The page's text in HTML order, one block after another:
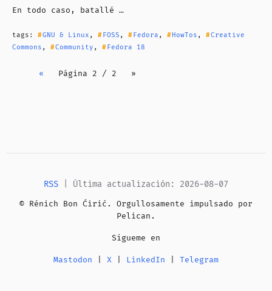
En todo caso, batallé …
tags: GNU & Linux , FOSS , Fedora , HowTos ,
Creative
Commons , Community , Fedora 18
« Página 2 / 2 »
RSS | Última actualización: 2026-08-07
© Rénich Bon Ćirić. Orgullosamente impulsado por
Pelican.
Sígueme en
Mastodon X LinkedIn Telegram